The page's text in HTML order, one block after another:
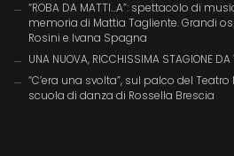
“ROBA DA MATTI…A”: spettacolo di
memoria di Mattia Tagliente. Grandi
Rosini e Ivana Spagna
UNA NUOVA, RICCHISSIMA STAGIONE
“C’era una svolta”, sul palco del
scuola di danza di Rossella Brescia